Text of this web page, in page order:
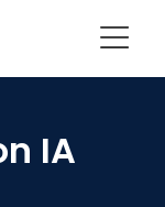
IA